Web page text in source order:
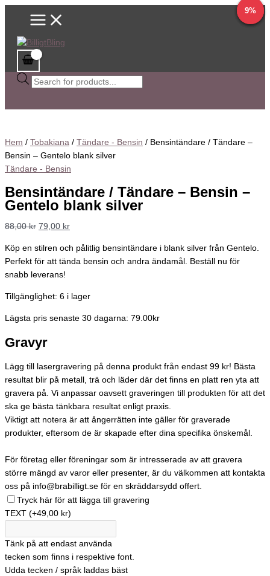
HoppaMain
Sök
efter
Hem / Tobakiana / Tändare - Bensin / Bensintändare / Tändare –
Bensin – Gentelo blank silver
Tändare - Bensin
Bensintändare / Tändare – Bensin –
Gentelo blank silver
88,00kr
Det
ursprungliga
var:
88,00 kr.
79,00 kr
Det
Köp en stilren och pålitlig bensintändare i blank silver från Gentelo.
Perfekt för att tända bensin och andra ändamål. Beställ nu för
snabb leverans!
Tillgänglighet: 6 i lager
Lägsta pris senaste 30 dagarna: 79.00kr
Gravyr
Lägg till lasergravering på denna produkt från endast 99 kr! Bästa
resultat blir på metall, trä och läder där det finns en platt ren yta att
gravera på. Vi anpassar oavsett graveringen till produkten för att det
ska ge bästa tänkbara resultat enligt praxis.
Viktigt att notera är att ångerrätten inte gäller för graverade
produkter, eftersom de är skapade efter dina specifika önskemål.
För företag eller föreningar som är intresserade av att gravera
större mängd av varor eller presenter, är du välkommen att kontakta
oss på info@brabilligt.se för en skräddarsydd offert.
Tryck här för att lägga till gravering
TEXT (+49,00 kr)
Tänk på att endast använda
tecken som finns i respektive font.
Udda tecken / språk laddas bäst
Bensintändare
Bensin
-
Gentelo
silver
28%
Det
Det
9%
Det
var:
Det
50%
Det
var:
Det
9%
Det
var:
Det